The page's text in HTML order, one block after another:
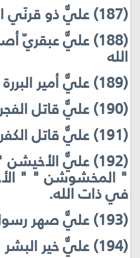
(187) عليٌّ ذو قرنَي الجنّة
(188) عليٌّ عبقريّ
الله
(189) عليٌّ أمير البررة
(190) عليٌّ قاتل الفجرة
(191) عليٌّ قاتل الكفرة
(192) عليٌّ
" المخشوشن " "
في ذات الله.
(193) عليٌّ صهر رسول الله
(194) عليٌّ خير البشر